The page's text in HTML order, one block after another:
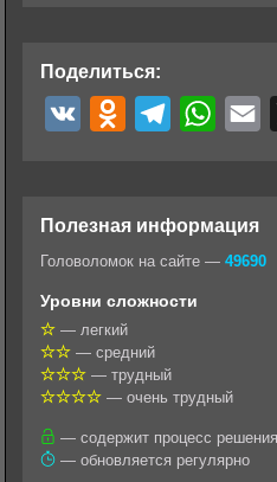
Поделиться:
o
k
a
s
s
n
i
e
g
W
t
l
Полезная информация
Головоломок на сайте — 49690
Уровни сложности
— легкий
— средний
— трудный
— очень трудный
— содержит процесс решения
— обновляется регулярно